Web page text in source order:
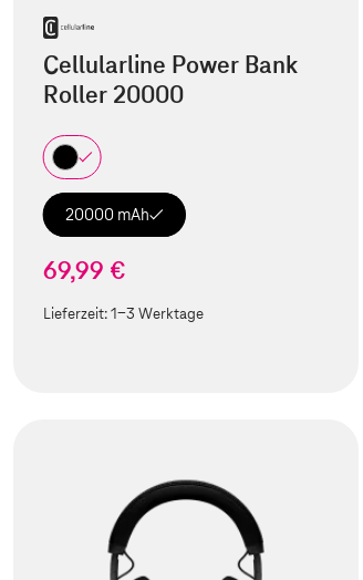
Cellularline Power Bank
Roller 20000
20000 mAh
69,99 €
Lieferzeit:1-3 Werktage